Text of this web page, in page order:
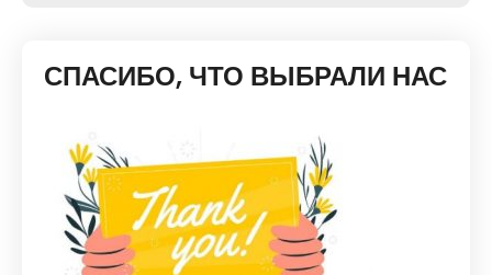
СПАСИБО, ЧТО ВЫБРАЛИ НАС